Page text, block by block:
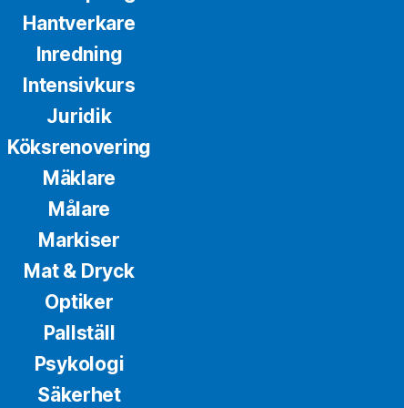
Hantverkare
Inredning
Intensivkurs
Juridik
Köksrenovering
Mäklare
Målare
Markiser
Mat & Dryck
Optiker
Pallställ
Psykologi
Säkerhet